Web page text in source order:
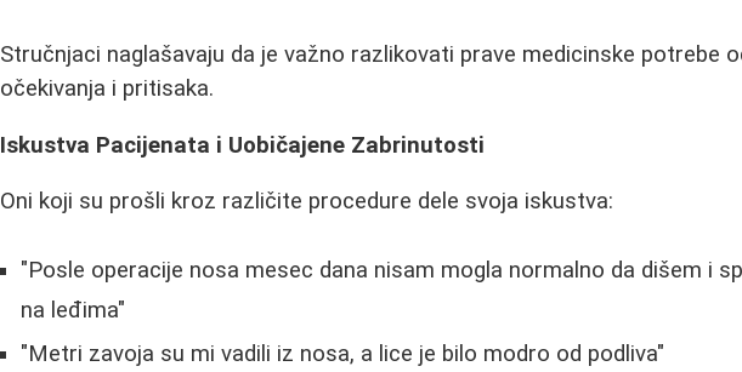
Stručnjaci naglašavaju da je važno razlikovati prave medicinske potrebe
očekivanja i pritisaka.
Iskustva Pacijenata i Uobičajene Zabrinutosti
Oni koji su prošli kroz različite procedure dele svoja iskustva:
"Posle operacije nosa mesec dana nisam mogla normalno da dišem i
na leđima"
"Metri zavoja su mi vadili iz nosa, a lice je bilo modro od podliva"